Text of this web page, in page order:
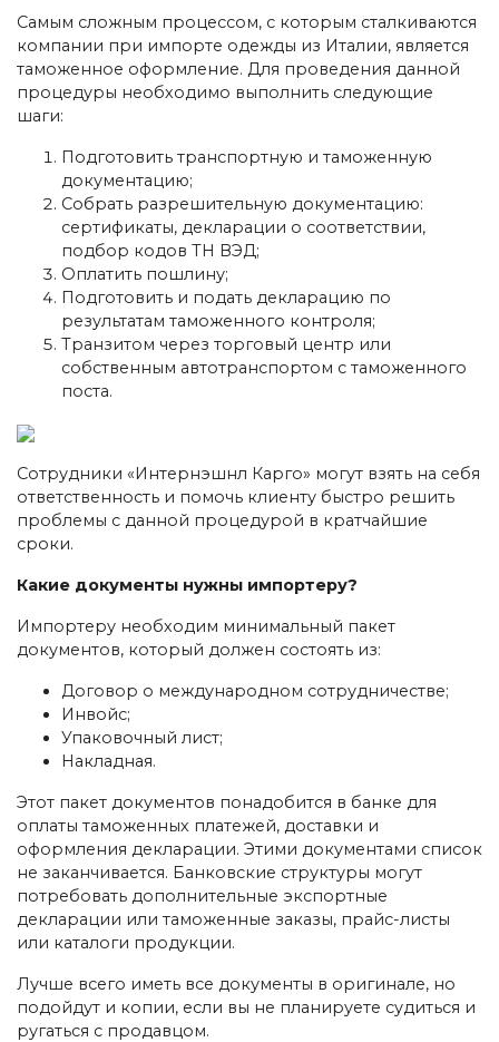
Самым сложным процессом, с которым сталкиваются
компании при импорте одежды из Италии, является
таможенное оформление. Для проведения данной
процедуры необходимо выполнить следующие
шаги:
Подготовить транспортную и таможенную
документацию;
Собрать разрешительную документацию:
сертификаты, декларации о соответствии,
подбор кодов ТН ВЭД;
Оплатить пошлину;
Подготовить и подать декларацию по
результатам таможенного контроля;
Транзитом через торговый центр или
собственным автотранспортом с таможенного
поста.
Сотрудники «Интернэшнл Карго» могут взять на себя
ответственность и помочь клиенту быстро решить
проблемы с данной процедурой в кратчайшие
сроки.
Какие документы нужны импортеру?
Импортеру необходим минимальный пакет
документов, который должен состоять из:
Договор о международном сотрудничестве;
Инвойс;
Упаковочный лист;
Накладная.
Этот пакет документов понадобится в банке для
оплаты таможенных платежей, доставки и
оформления декларации. Этими документами список
не заканчивается. Банковские структуры могут
потребовать дополнительные экспортные
декларации или таможенные заказы, прайс-листы
или каталоги продукции.
Лучше всего иметь все документы в оригинале, но
подойдут и копии, если вы не планируете судиться и
ругаться с продавцом.